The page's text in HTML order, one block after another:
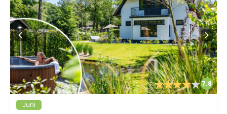
7.8
Juni